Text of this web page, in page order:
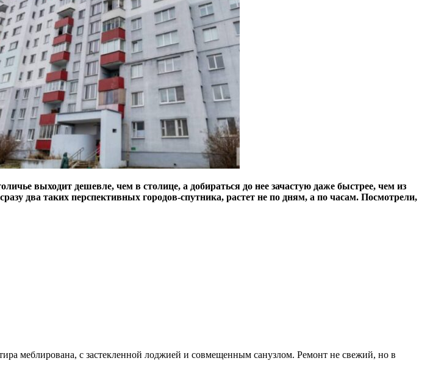
выходит дешевле, чем в столице, а добираться до нее зачастую даже быстрее, чем из
два таких перспективных городов-спутника, растет не по дням, а по часам. Посмотрели,
меблирована, с застекленной лоджией и совмещенным санузлом. Ремонт не свежий, но в